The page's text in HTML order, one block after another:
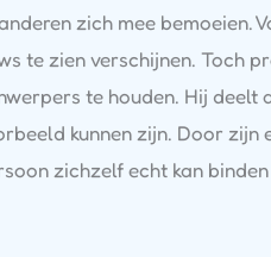
zich mee bemoeien.
te zien verschijnen. Toch
te houden. Hij
kunnen zijn. Door
zichzelf echt kan